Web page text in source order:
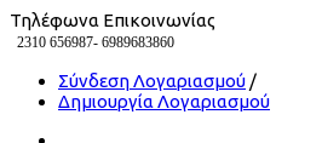
Τηλέφωνα Επικοινωνίας
2310 656987- 6989683860
Σύνδεση Λογαριασμού /
Δημιουργία Λογαριασμού